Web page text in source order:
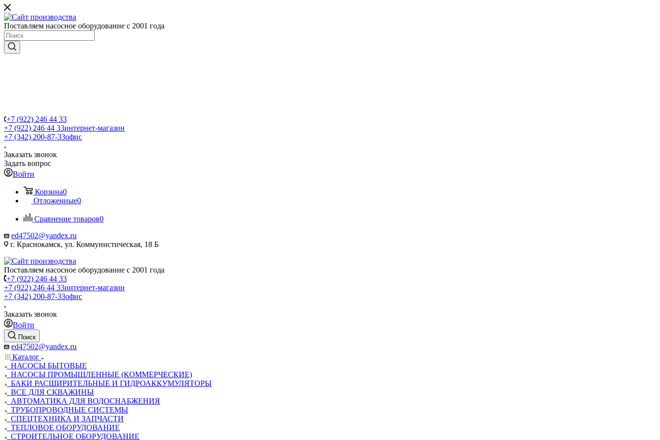
Поставляем насосное оборудование с 2001 года
+7 (922) 246 44 33
+7 (922) 246 44 33интернет-магазин
+7 (342) 200-87-33офис
Заказать звонок
Задать вопрос
Войти
Корзина0
Отложенные0
Сравнение товаров0
ed47502@yandex.ru
г. Краснокамск, ул. Коммунистическая, 18 Б
Поставляем насосное оборудование с 2001 года
+7 (922) 246 44 33
+7 (922) 246 44 33интернет-магазин
+7 (342) 200-87-33офис
Заказать звонок
Войти
Поиск
ed47502@yandex.ru
Каталог
НАСОСЫ БЫТОВЫЕ
НАСОСЫ ПРОМЫШЛЕННЫЕ (КОММЕРЧЕСКИЕ)
БАКИ РАСШИРИТЕЛЬНЫЕ И ГИДРОАККУМУЛЯТОРЫ
ВСЕ ДЛЯ СКВАЖИНЫ
АВТОМАТИКА ДЛЯ ВОДОСНАБЖЕНИЯ
ТРУБОПРОВОДНЫЕ СИСТЕМЫ
СПЕЦТЕХНИКА И ЗАПЧАСТИ
ТЕПЛОВОЕ ОБОРУДОВАНИЕ
СТРОИТЕЛЬНОЕ ОБОРУДОВАНИЕ